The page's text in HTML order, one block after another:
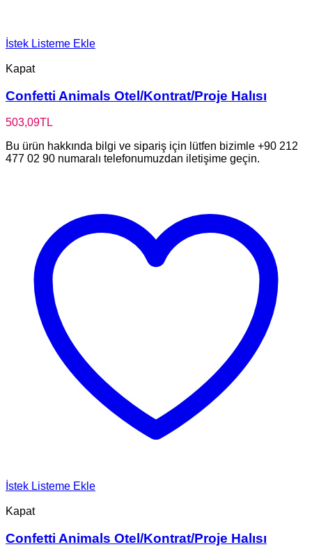
İstek Listeme Ekle
Kapat
Confetti Animals Otel/Kontrat/Proje Halısı
503,09TL
Bu ürün hakkında bilgi ve sipariş için lütfen bizimle +90 212
477 02 90 numaralı telefonumuzdan iletişime geçin.
İstek Listeme Ekle
Kapat
Confetti Animals Otel/Kontrat/Proje Halısı